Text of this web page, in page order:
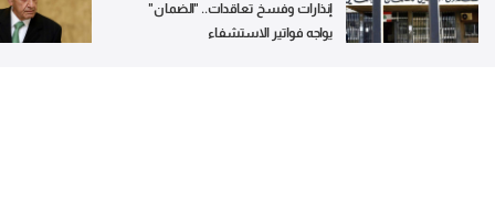
إنذارات وفسخ تعاقدات.. "الضمان"
يواجه فواتير الاستشفاء